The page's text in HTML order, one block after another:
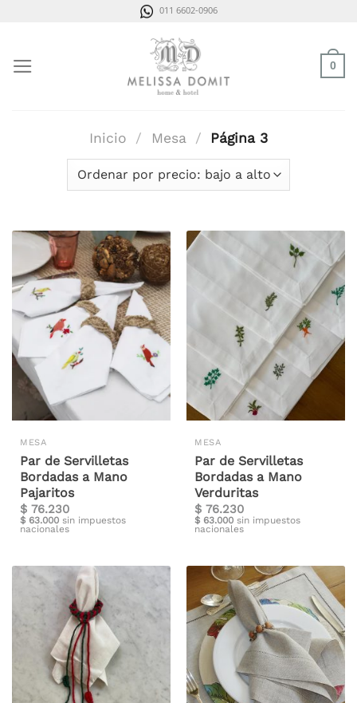
011 6602-0906
0
Inicio / Mesa / Página 3
MESA
Par de Servilletas
Bordadas a Mano
Pajaritos
$ 76.230
$ 63.000 sin impuestos
nacionales
MESA
Par de Servilletas
Bordadas a Mano
Verduritas
$ 76.230
$ 63.000 sin impuestos
nacionales